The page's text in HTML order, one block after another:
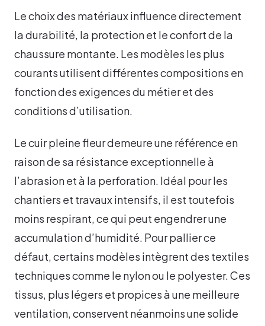
Le choix des matériaux influence directement
la durabilité, la protection et le confort de la
chaussure montante. Les modèles les plus
courants utilisent différentes compositions en
fonction des exigences du métier et des
conditions d’utilisation.
Le cuir pleine fleur demeure une référence en
raison de sa résistance exceptionnelle à
l’abrasion et à la perforation. Idéal pour les
chantiers et travaux intensifs, il est toutefois
moins respirant, ce qui peut engendrer une
accumulation d’humidité. Pour pallier ce
défaut, certains modèles intègrent des textiles
techniques comme le nylon ou le polyester. Ces
tissus, plus légers et propices à une meilleure
ventilation, conservent néanmoins une solide